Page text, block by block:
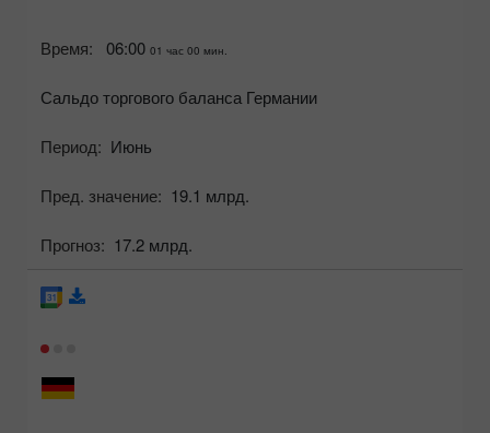
Время: 06:00 01 час 00 мин.
Сальдо торгового баланса Германии
Период: Июнь
Пред. значение: 19.1 млрд.
Прогноз: 17.2 млрд.